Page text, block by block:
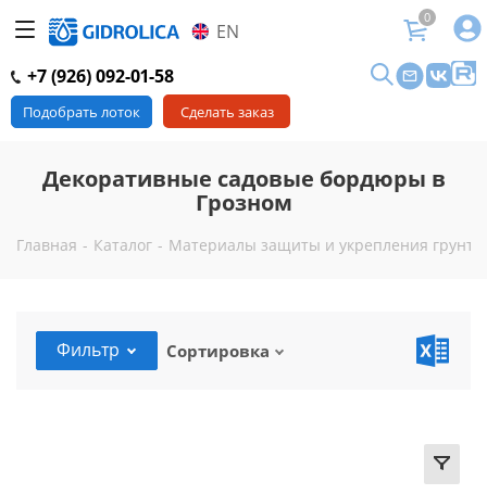
EN
0
+7 (926) 092-01-58
Подобрать лоток Сделать заказ
Декоративные садовые бордюры в
Грозном
Главная - Каталог - Материалы защиты и укрепления грунта
Фильтр Сортировка